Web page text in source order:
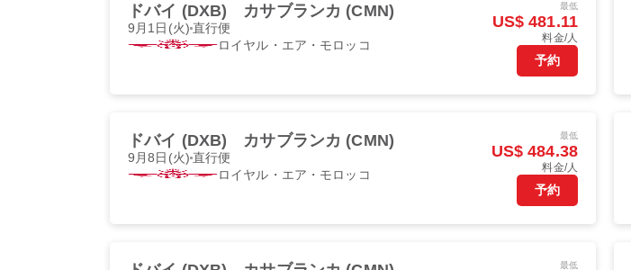
ドバイ (DXB) カサブランカ (CMN)
9月1日(火) 直行便
ロイヤル・エア・モロッコ
最低
US$ 481.11
料金/人
予約
ドバイ (DXB) カサブランカ (CMN)
9月8日(火) 直行便
ロイヤル・エア・モロッコ
最低
US$ 484.38
料金/人
予約
最低